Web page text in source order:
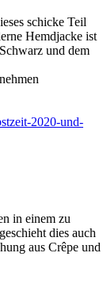
schicke Teil
Hemdjacke ist
und dem
2020-und-
in einem zu
dies auch
aus Crêpe und